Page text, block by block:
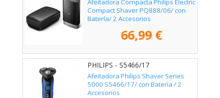
Afeitadora Compacta Philips Electric
Compact Shaver PQ888/06/ con
Batería/ 2 Accesorios
66,99 €
PHILIPS - S5466/17
Afeitadora Philips Shaver Series
5000 S5466/17/ con Batería / 2
Accesorios